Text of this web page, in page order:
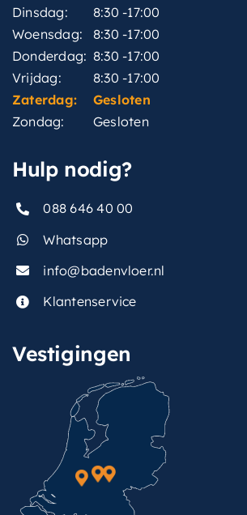
Dinsdag:
8:30 -17:00
Woensdag:
8:30 -17:00
Donderdag: 8:30 -17:00
Vrijdag:
8:30 -17:00
Zaterdag:
Gesloten
Zondag:
Gesloten
Hulp nodig?
088 646 40 00
Whatsapp
info@badenvloer.nl
Klantenservice
Vestigingen